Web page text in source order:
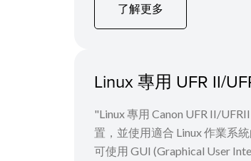
了解更多
Linux 專用 UFR II/
"Linux 專用 Canon UFR II/
置，並使用適合 Linux 作業系
可使用 GUI (Graphical User